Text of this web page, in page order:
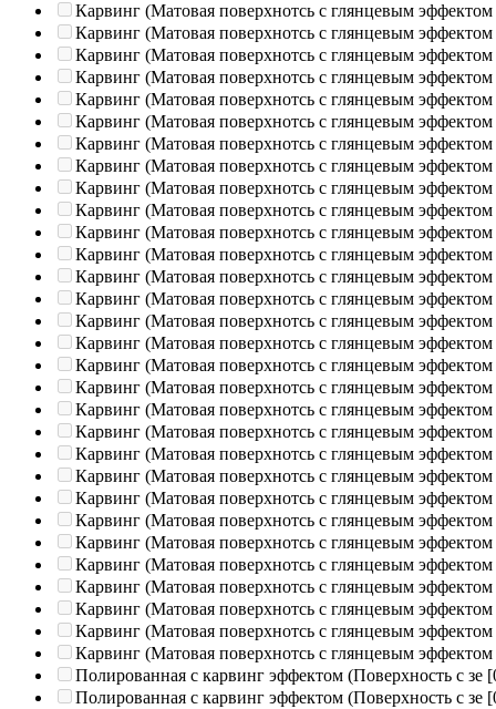
Карвинг (Матовая поверхнотсь с глянцевым эффектом
Карвинг (Матовая поверхнотсь с глянцевым эффектом
Карвинг (Матовая поверхнотсь с глянцевым эффектом
Карвинг (Матовая поверхнотсь с глянцевым эффектом
Карвинг (Матовая поверхнотсь с глянцевым эффектом
Карвинг (Матовая поверхнотсь с глянцевым эффектом
Карвинг (Матовая поверхнотсь с глянцевым эффектом
Карвинг (Матовая поверхнотсь с глянцевым эффектом
Карвинг (Матовая поверхнотсь с глянцевым эффектом
Карвинг (Матовая поверхнотсь с глянцевым эффектом
Карвинг (Матовая поверхнотсь с глянцевым эффектом
Карвинг (Матовая поверхнотсь с глянцевым эффектом
Карвинг (Матовая поверхнотсь с глянцевым эффектом
Карвинг (Матовая поверхнотсь с глянцевым эффектом
Карвинг (Матовая поверхнотсь с глянцевым эффектом
Карвинг (Матовая поверхнотсь с глянцевым эффектом
Карвинг (Матовая поверхнотсь с глянцевым эффектом
Карвинг (Матовая поверхнотсь с глянцевым эффектом
Карвинг (Матовая поверхнотсь с глянцевым эффектом
Карвинг (Матовая поверхнотсь с глянцевым эффектом
Карвинг (Матовая поверхнотсь с глянцевым эффектом
Карвинг (Матовая поверхнотсь с глянцевым эффектом
Карвинг (Матовая поверхнотсь с глянцевым эффектом
Карвинг (Матовая поверхнотсь с глянцевым эффектом
Карвинг (Матовая поверхнотсь с глянцевым эффектом
Карвинг (Матовая поверхнотсь с глянцевым эффектом
Карвинг (Матовая поверхнотсь с глянцевым эффектом
Карвинг (Матовая поверхнотсь с глянцевым эффектом
Карвинг (Матовая поверхнотсь с глянцевым эффектом
Карвинг (Матовая поверхнотсь с глянцевым эффектом
Полированная c карвинг эффектом (Поверхность с зе
Полированная c карвинг эффектом (Поверхность с зе